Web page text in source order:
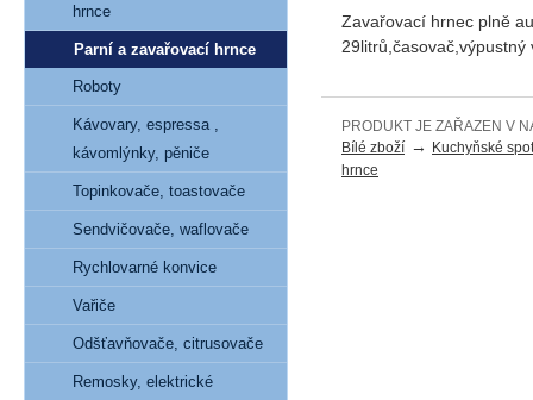
Zavařovací hrnec plně
PRODUKT JE ZAŘAZEN V
Bílé zboží → Kuchyňské
hrnce
hrnce
Parní a zavařovací hrnce
Roboty
Kávovary, espressa ,
kávomlýnky, pěniče
Topinkovače, toastovače
Sendvičovače, waflovače
Rychlovarné konvice
Vařiče
Odšťavňovače, citrusovače
Remosky, elektrické